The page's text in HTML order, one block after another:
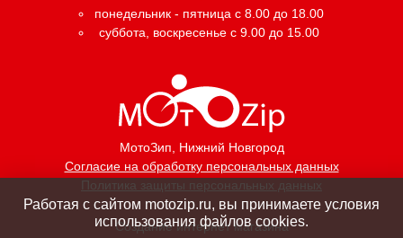
МотоЗип , Нижний Новгород
Согласие на обработку персональных данных
Политика защиты персональных данных
понедельник - пятница с 8.00 до 18.00
суббота, воскресенье с 9.00 до 15.00
Создание интернет магазина
Работая с сайтом motozip.ru, вы принимаете условия
использования файлов cookies.